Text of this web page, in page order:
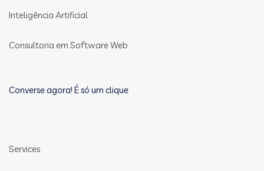
Inteligência Artificial
Consultoria em Software Web
Converse agora! É só um clique
Services